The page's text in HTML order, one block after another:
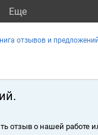
Eще
отзывов и
отзыв о нашей